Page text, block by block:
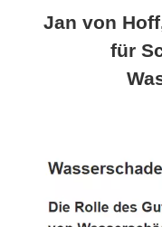
Jan von
für